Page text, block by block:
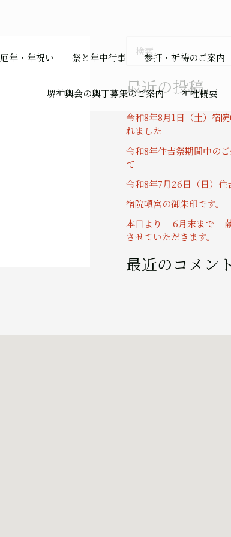
厄年・年祝い 祭と年中行事 参拝・祈祷のご案内
堺神輿会の輿丁募集のご案内 神社概要
検
対
:
最近の投稿
令和8年8月1日（土）宿
れました
令和8年住吉祭期間中の
て
令和8年7月26日（日）
宿院頓宮の御朱印です。
本日より 6月末まで 献
させていただきます。
最近のコメント